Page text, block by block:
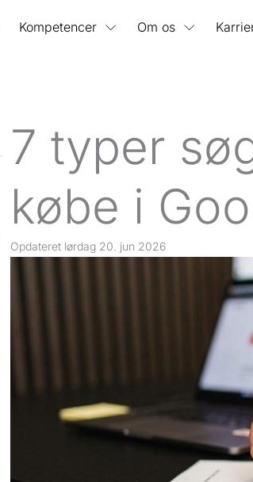
Kompetencer Om os
7 typer
købe i
Opdateret lørdag 20. jun 2026